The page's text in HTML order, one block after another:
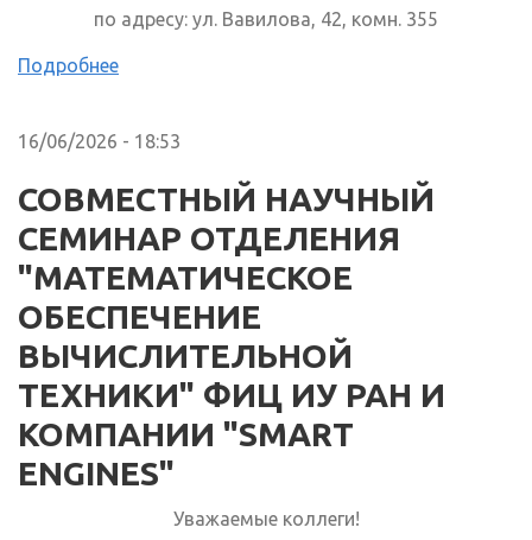
по адресу: ул. Вавилова, 42, комн. 355
Подробнее
16/06/2026 - 18:53
СОВМЕСТНЫЙ НАУЧНЫЙ
СЕМИНАР ОТДЕЛЕНИЯ
"МАТЕМАТИЧЕСКОЕ
ОБЕСПЕЧЕНИЕ
ВЫЧИСЛИТЕЛЬНОЙ
ТЕХНИКИ" ФИЦ ИУ РАН И
КОМПАНИИ "SMART
ENGINES"
Уважаемые коллеги!